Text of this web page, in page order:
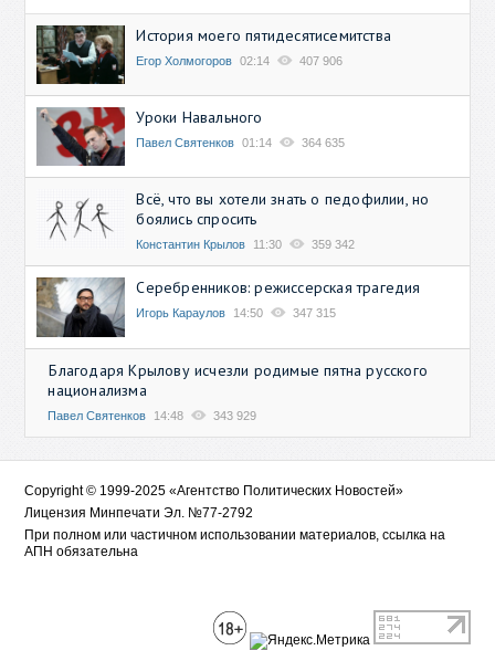
История моего пятидесятисемитства
Егор Холмогоров 02:14 407 906
Уроки Навального
Павел Святенков 01:14 364 635
Всё, что вы хотели знать о педофилии, но
боялись спросить
Константин Крылов 11:30 359 342
Серебренников: режиссерская трагедия
Игорь Караулов 14:50 347 315
Благодаря Крылову исчезли родимые пятна русского
национализма
Павел Святенков 14:48 343 929
Copyright © 1999-2025 «Агентство Политических Новостей»
Лицензия Минпечати Эл. №77-2792
При полном или частичном использовании материалов, ссылка на
АПН обязательна